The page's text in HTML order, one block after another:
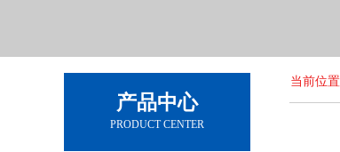
产品中心
PRODUCT CENTER
当前位置